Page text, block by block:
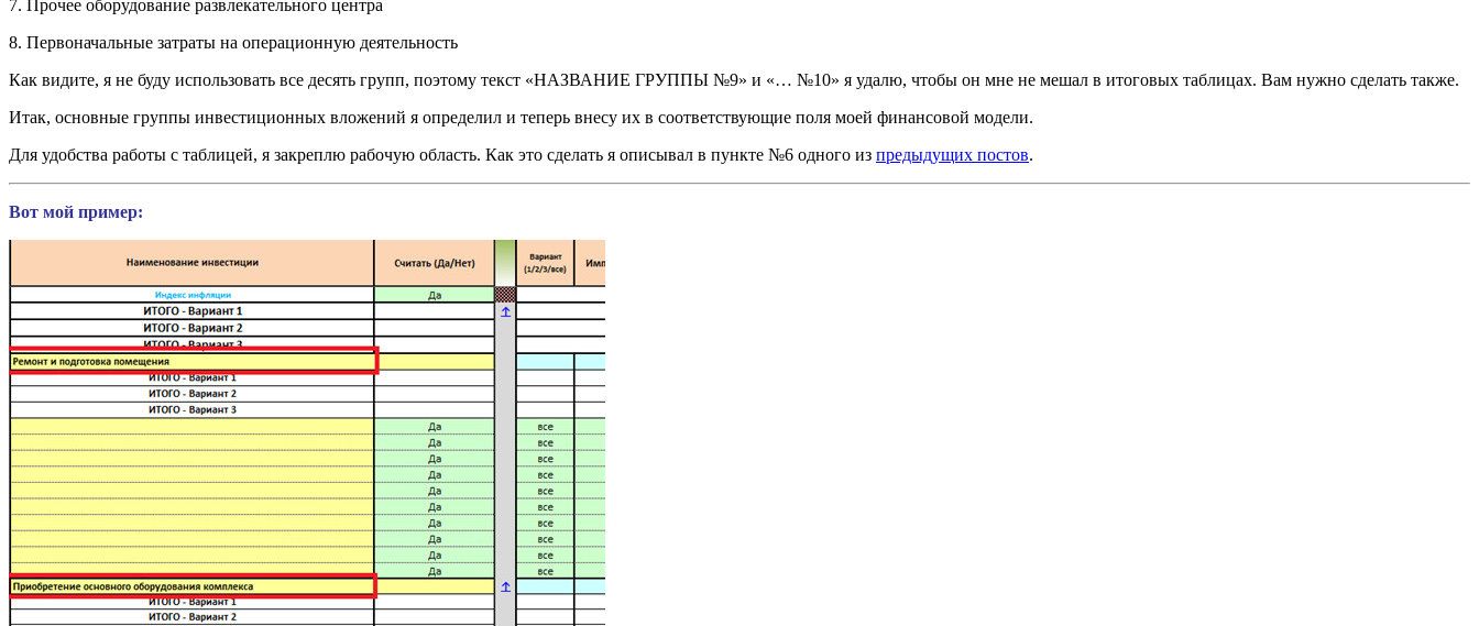
7. Прочее оборудование развлекательного центра
8. Первоначальные затраты на операционную деятельность
Как видите, я не буду использовать все десять групп, поэтому текст «НАЗВАНИЕ ГРУППЫ №9» и «… №10» я удалю, чтобы он мне не мешал в итоговых таблицах. Вам нужно сделать также.
Итак, основные группы инвестиционных вложений я определил и теперь внесу их в соответствующие поля моей финансовой модели.
Для удобства работы с таблицей, я закреплю рабочую область. Как это сделать я описывал в пункте №6 одного из предыдущих постов.
Вот мой пример: